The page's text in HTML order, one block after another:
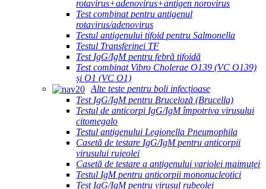
rotavirus+adenovirus+antigen norovirus
Test combinat pentru antigenul
rotavirus/adenovirus
Testul antigenului tifoid pentru Salmonella
Testul Transferinei TF
Test IgG/IgM pentru febră tifoidă
Test combinat Vibro Cholerae O139 (VC O139)
și O1 (VC O1)
Alte teste pentru boli infecțioase
Test IgG/IgM pentru Bruceloză (Brucella)
Testul de anticorpi IgG/IgM împotriva virusului
citomegalo
Testul antigenului Legionella Pneumophila
Casetă de testare IgG/IgM pentru anticorpii
virusului rujeolei
Casetă de testare a antigenului variolei maimuței
Testul IgM pentru anticorpii mononucleotici
Test IgG/IgM pentru virusul rubeolei